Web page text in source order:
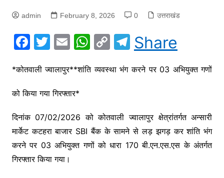
admin February 8, 2026 0 उत्तराखंड
F
c
e
o
o
k
T
itt
er
E
ai
l
W
at
p
p
C
p
n
k
T
el
e
m
Share
*कोतवाली ज्वालापुर**शांति व्यवस्था भंग करने पर 03 अभियुक्त गणों
को किया गया गिरफ्तार*
दिनांक 07/02/2026 को कोतवाली ज्वालापुर क्षेत्रांतर्गत अन्सारी
मार्केट कटहरा बाजार SBI बैंक के सामने से लड़ झगड़ कर शांति भंग
करने पर 03 अभियुक्त गणों को धारा 170 बी.एन.एस.एस के अंतर्गत
गिरफ्तार किया गया।